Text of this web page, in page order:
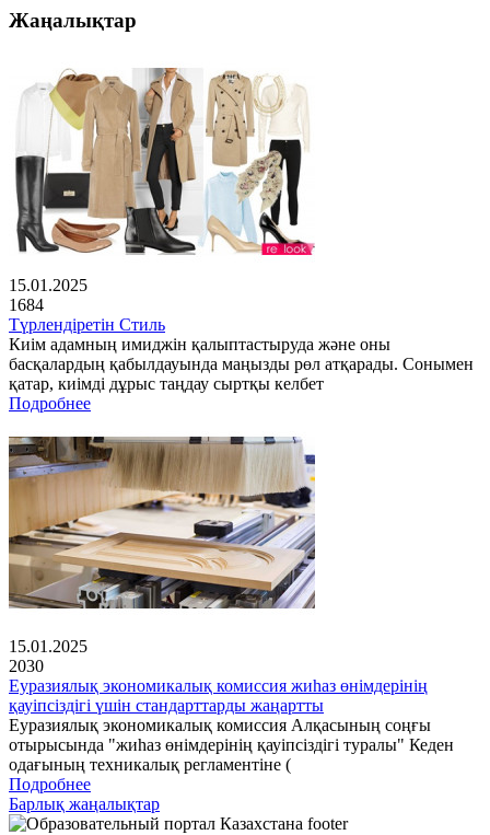
Жаңалықтар
15.01.2025
1684
Түрлендіретін Стиль
Киім адамның имиджін қалыптастыруда және оны
басқалардың қабылдауында маңызды рөл атқарады. Сонымен
қатар, киімді дұрыс таңдау сыртқы келбет
Подробнее
15.01.2025
2030
Еуразиялық экономикалық комиссия жиһаз өнімдерінің
қауіпсіздігі үшін стандарттарды жаңартты
Еуразиялық экономикалық комиссия Алқасының соңғы
отырысында "жиһаз өнімдерінің қауіпсіздігі туралы" Кеден
одағының техникалық регламентіне (
Подробнее
Барлық жаңалықтар